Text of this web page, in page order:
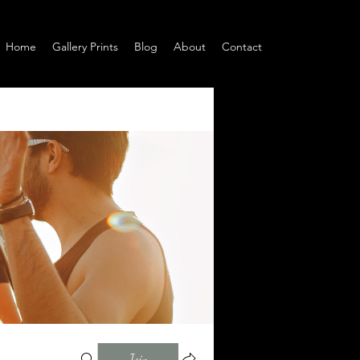
Home Gallery Prints Blog About Contact